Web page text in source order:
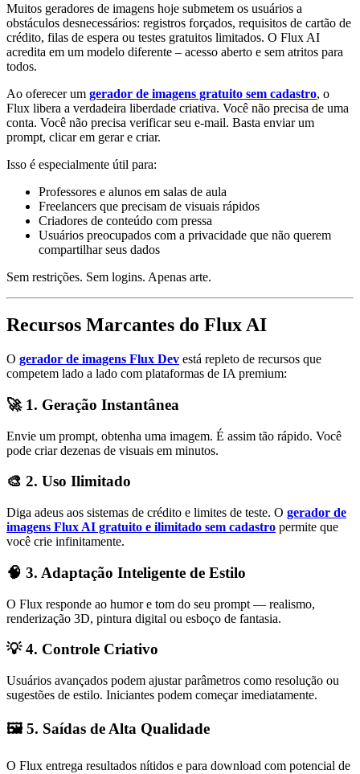
Muitos geradores de imagens hoje submetem os usuários a
obstáculos desnecessários: registros forçados, requisitos de cartão de
crédito, filas de espera ou testes gratuitos limitados. O Flux AI
acredita em um modelo diferente – acesso aberto e sem atritos para
todos.
Ao oferecer um gerador de imagens gratuito sem cadastro, o
Flux libera a verdadeira liberdade criativa. Você não precisa de uma
conta. Você não precisa verificar seu e-mail. Basta enviar um
prompt, clicar em gerar e criar.
Isso é especialmente útil para:
Professores e alunos em salas de aula
Freelancers que precisam de visuais rápidos
Criadores de conteúdo com pressa
Usuários preocupados com a privacidade que não querem
compartilhar seus dados
Sem restrições. Sem logins. Apenas arte.
Recursos Marcantes do Flux AI
O gerador de imagens Flux Dev está repleto de recursos que
competem lado a lado com plataformas de IA premium:
🚀 1. Geração Instantânea
Envie um prompt, obtenha uma imagem. É assim tão rápido. Você
pode criar dezenas de visuais em minutos.
🎨 2. Uso Ilimitado
Diga adeus aos sistemas de crédito e limites de teste. O gerador de
imagens Flux AI gratuito e ilimitado sem cadastro permite que
você crie infinitamente.
🧠 3. Adaptação Inteligente de Estilo
O Flux responde ao humor e tom do seu prompt — realismo,
renderização 3D, pintura digital ou esboço de fantasia.
💡 4. Controle Criativo
Usuários avançados podem ajustar parâmetros como resolução ou
sugestões de estilo. Iniciantes podem começar imediatamente.
🖼️ 5. Saídas de Alta Qualidade
O Flux entrega resultados nítidos e para download com potencial de